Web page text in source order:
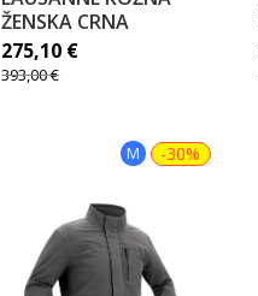
ŽENSKA CRNA
275,10 €
393,00€
M -30%